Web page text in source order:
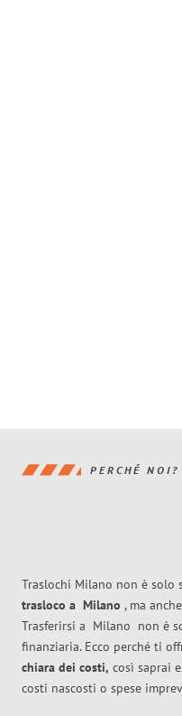
PERCHÉ NOI?
Traslochi Milano non è solo
trasloco a Milano , ma
Trasferirsi a Milano non è
finanziaria. Ecco perché ti
chiara dei costi, così saprai
costi nascosti o spese